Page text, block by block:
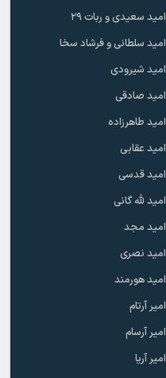
امید سعیدی و ربات ۲۹
امید سلطانی و فرشاد سخا
امید شیرودی
امید صادقی
امید طاهرزاده
امید عقابی
امید قدسی
امید لله گانی
امید مجد
امید نصری
امید هورمند
امیر آرتام
امیر آرسام
امیر آریا